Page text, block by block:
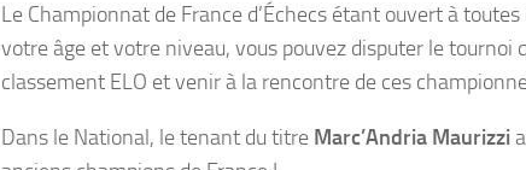
Le Championnat de France d’Échecs étant ouvert à
votre âge et votre niveau, vous pouvez disputer le tournoi
classement ELO et venir à la rencontre de ces
Dans le National, le tenant du titre Marc’Andria Maurizzi